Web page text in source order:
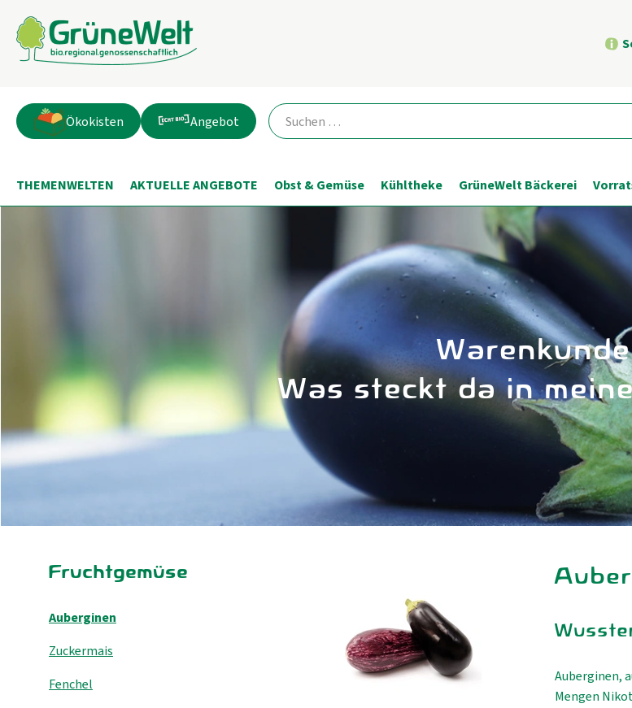
Ökokisten Angebot
THEMENWELTEN AKTUELLE ANGEBOTE Obst & Gemüse Kühltheke GrüneWelt Bäckerei
Was steckt da in
Fruchtgemüse
Auberginen
Zuckermais
Fenchel
Auberginen,
Mengen